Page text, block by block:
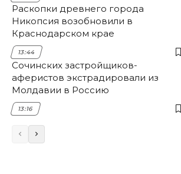
Раскопки древнего города
Никопсия возобновили в
Краснодарском крае
13:44
Сочинских застройщиков-
аферистов экстрадировали из
Молдавии в Россию
13:16